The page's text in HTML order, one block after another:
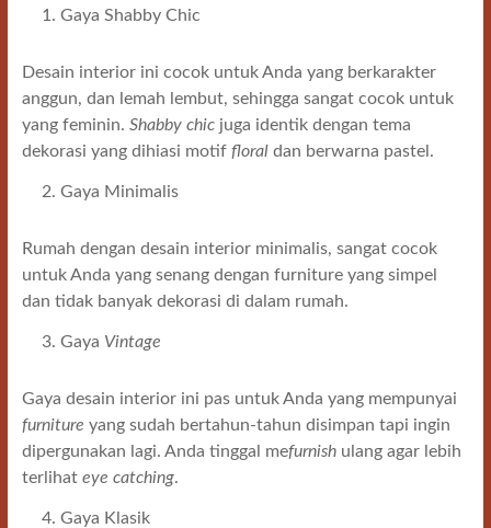
Gaya Shabby Chic
Desain interior ini cocok untuk Anda yang berkarakter
anggun, dan lemah lembut, sehingga sangat cocok untuk
yang feminin. Shabby chic juga identik dengan tema
dekorasi yang dihiasi motif floraldan berwarna pastel.
Gaya Minimalis
Rumah dengan desain interior minimalis, sangat cocok
untuk Anda yang senang dengan furniture yang simpel
dan tidak banyak dekorasi di dalam rumah.
Gaya Vintage
Gaya desain interior ini pas untuk Anda yang mempunyai
furniture yang sudah bertahun-tahun disimpan tapi ingin
dipergunakan lagi. Anda tinggal mefurnish ulang agar lebih
terlihat eye catching.
Gaya Klasik